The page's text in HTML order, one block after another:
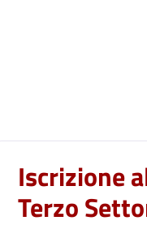
Iscrizione
Terzo